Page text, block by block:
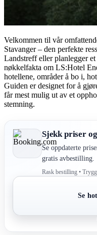
Velkommen til vår
Stavanger – den perfekte
Landstreff eller planlegger
nøkkelfakta om LS:Hotel
hotellene, områder å bo i,
Guiden er designet for å
får mest mulig ut av et
stemning.
Sjekk priser
Se oppdaterte
gratis avbestilling.
Rask bestilling •
Se